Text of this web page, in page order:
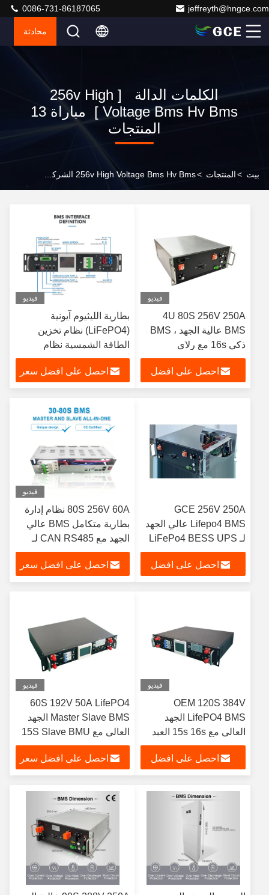
jeffreyth@hngce.com
0086-731-86187065
محادثة
الكلمات الدالة [ 256v High
Voltage Bms Hv Bms ] مباراة 13
المنتجات
بيت >المنتجات >
فيديو
4U 80S 256V 250A
BMS عالية الجهد ، BMS
ذكي 16s مع رلاي
احصل على افضل
فيديو
بطارية الليثيوم آيونية
(LiFePO4) نظام تخزين
الطاقة الشمسية نظام
مراقبة البطارية
احصل على افضل سعر
GCE 256V 250A
Lifepo4 BMS عالي الجهد
لـ LiFePo4 BESS UPS
نظام طاقة البطارية
الشمسية خارج الشبكة
احصل على افضل
فيديو
80S 256V 60A نظام إدارة
بطارية متكامل BMS عالي
الجهد مع CAN RS485 لـ
LiFePO4 Battery Pack،لـ
بطارية الليثيوم UPS Backup
Power and Energy
احصل على افضل سعر
فيديو
OEM 120S 384V
LifePO4 BMS الجهد
العالي مع 15s 16s العبد
BMU
احصل على افضل
فيديو
60S 192V 50A LifePO4
Master Slave BMS الجهد
العالي مع 15S Slave BMU
احصل على افضل سعر